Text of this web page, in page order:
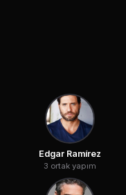
Edgar Ramírez
3 ortak yapım